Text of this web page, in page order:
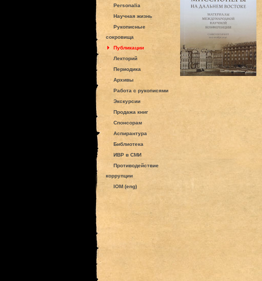
Personalia
Научная жизнь
Рукописные
сокровища
Публикации
Лекторий
Периодика
Архивы
Работа с рукописями
Экскурсии
Продажа книг
Спонсорам
Аспирантура
Библиотека
ИВР в СМИ
Противодействие
коррупции
IOM (eng)